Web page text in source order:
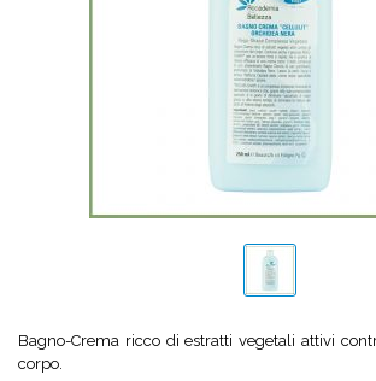
Bagno-Crema ricco di estratti vegetali attivi
corpo.